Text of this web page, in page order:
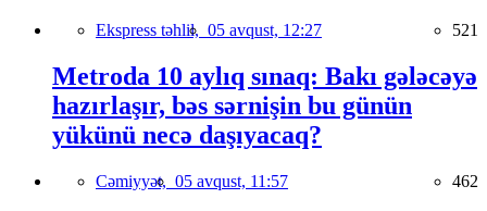
Ekspress təhlil, 05 avqust, 12:27 521
Metroda 10 aylıq sınaq: Bakı gələcəyə
hazırlaşır, bəs sərnişin bu günün
yükünü necə daşıyacaq?
Cəmiyyət, 05 avqust, 11:57 462